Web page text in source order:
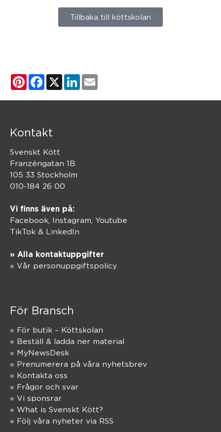
Tillbaka till köttskolan
PinterestFacebook
X LinkedIn
Kontakt
Svenskt Kött
Franzéngatan 1B
105 33 Stockholm
010-184 26 00
Vi finns även på:
Facebook, Instagram Youtube
TikTok & LinkedIn
» Alla kontaktuppgifter
» Vår personuppgiftspolicy
För Bransch
» För butik – Köttskolan
» Beställ & ladda ner material
» MyNewsDesk
» Prenumerera på våra nyhetsbrev
» Kontakta oss
» Frågor och svar
» Vi sponsrar
» What is Svenskt Kött?
» Följ våra nyheter via RSS